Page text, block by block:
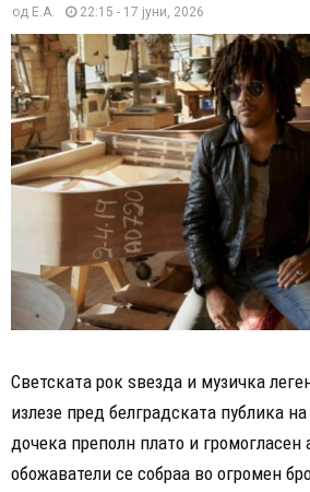
од E.A. 22:15 - 17 јуни, 2026
Светската рок ѕвезда и музичка
излезе пред белградската публика
дочека преполн плато и громогласен
обожаватели се собраа во огромен